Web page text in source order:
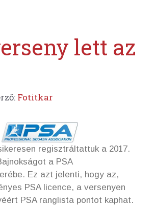
lett az
Fotitkar
regisztráltattuk a 2017.
a PSA
Ez azt jelenti, hogy az,
PSA licence, a versenyen
PSA ranglista pontot kaphat.